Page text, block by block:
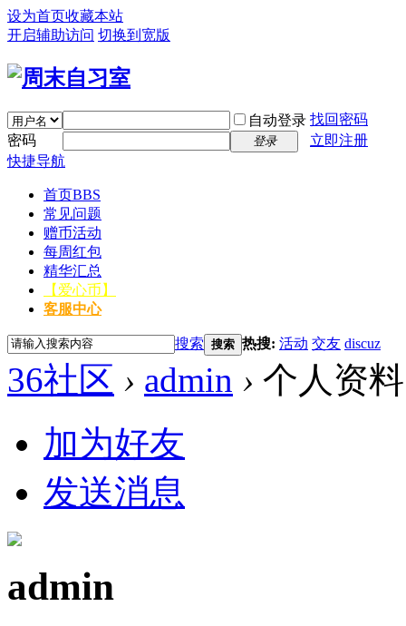
设为首页收藏本站
开启辅助访问 切换到宽版
自动登录 找回密码
密码
登录
立即注册
快捷导航
首页BBS
常见问题
赠币活动
每周红包
精华汇总
【爱心币】
客服中心
搜索 搜索 热搜: 活动 交友 discuz
36社区 › admin › 个人资料
加为好友
发送消息
admin